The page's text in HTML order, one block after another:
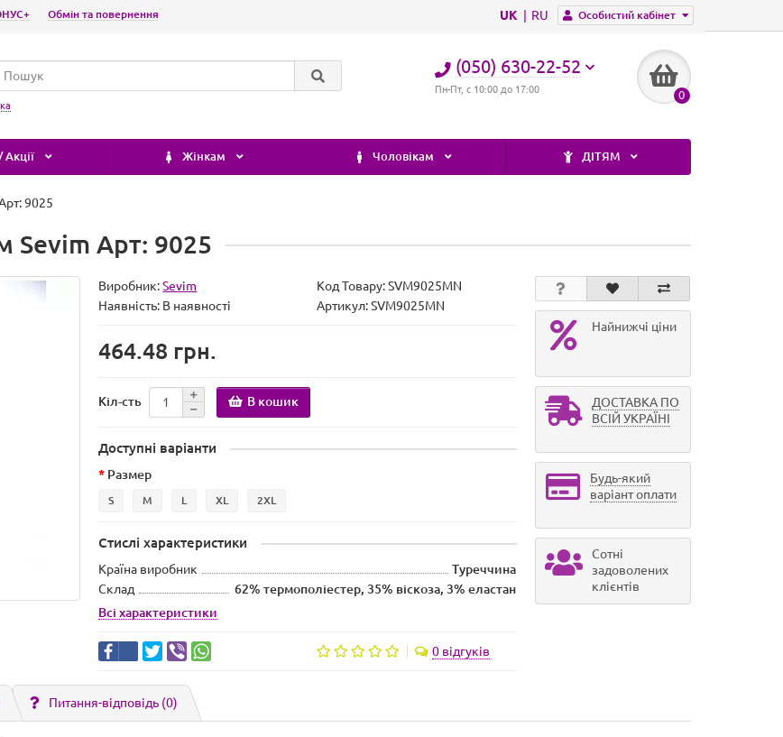
Особистий кабінет
UK RU
Обмін та повернення
(050) 630-22-52
Пн-Пт, с 10:00 до 17:00 0
Жінкам Чоловікам ДІТЯМ
9025
Sevim Арт: 9025
Виробник:Sevim Код Товару:SVM9025MN
Наявність: В наявності Артикул: SVM9025MN
464.48 грн.
Кіл-сть В кошик
Доступні варіанти
Размер
S M L XL 2XL
Стислі характеристики
Країна виробник
Туреччина
Склад
62% термополіестер, 35% віскоза, 3% еластан
Всі характеристики
0 відгуків
Найнижчі ціни
ДОСТАВКА ПО
ВСІЙ УКРАЇНІ
Будь-який
варіант оплати
Сотні
задоволених
клієнтів
Питання-відповідь (0)